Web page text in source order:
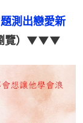
測出戀愛新
瀏覽）▼▼▼